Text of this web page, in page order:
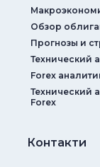
Обзор
Прогнозы и
Технический
Forex
Технический
Forex
Контакти